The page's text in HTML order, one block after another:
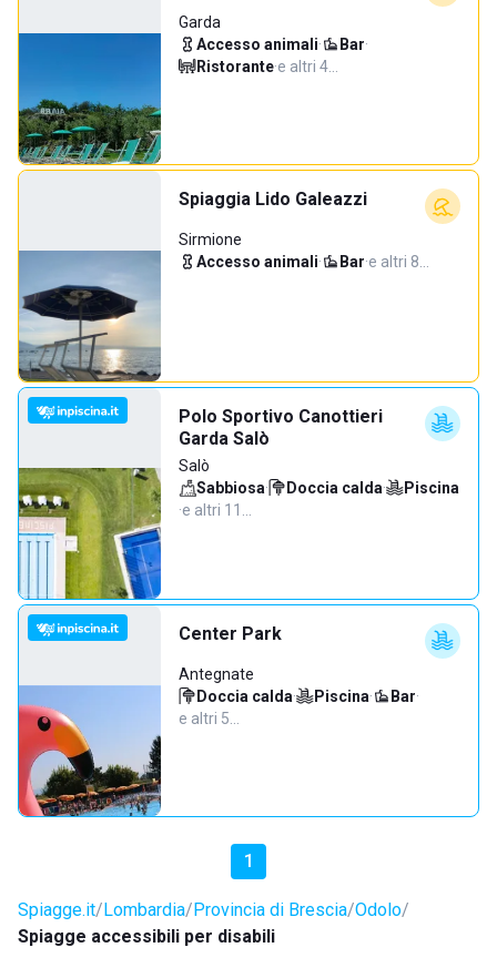
Garda
Accesso animali· Bar·
Ristorante·e altri 4…
Spiaggia Lido Galeazzi
Sirmione
Accesso animali· Bar·e altri 8…
Polo Sportivo Canottieri
Garda Salò
Salò
Sabbiosa· Doccia calda·
Piscina
·e altri 11…
Center Park
Antegnate
Doccia calda· Piscina· Bar·
e altri 5…
1
Spiagge.it Lombardia Provincia di Brescia Odolo
Spiagge accessibili per disabili